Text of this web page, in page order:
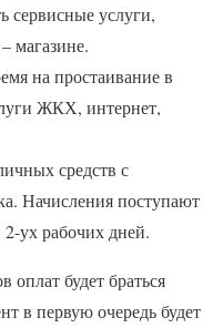
сервисные услуги,
магазине.
на простаивание в
ЖКХ, интернет,
средств с
Начисления поступают
ух рабочих дней.
будет браться
в первую очередь будет